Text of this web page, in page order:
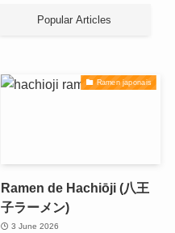
Popular Articles
Ramen japonais
Ramen de Hachiōji (八王
子ラーメン)
3 June 2026